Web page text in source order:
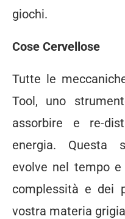
giochi.
Cose Cervellose
Tutte le
Tool, uno
assorbire e re-
energia. Questa
evolve nel tempo
complessità e dei
vostra materia